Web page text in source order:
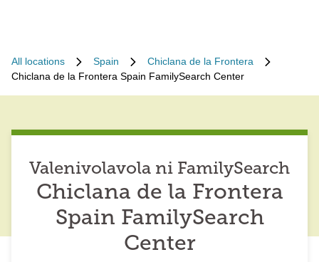
All locations Spain
Chiclana de la Frontera
Chiclana de la Frontera Spain FamilySearch Center
Valenivolavola ni FamilySearch
Chiclana de la Frontera
Spain FamilySearch
Center